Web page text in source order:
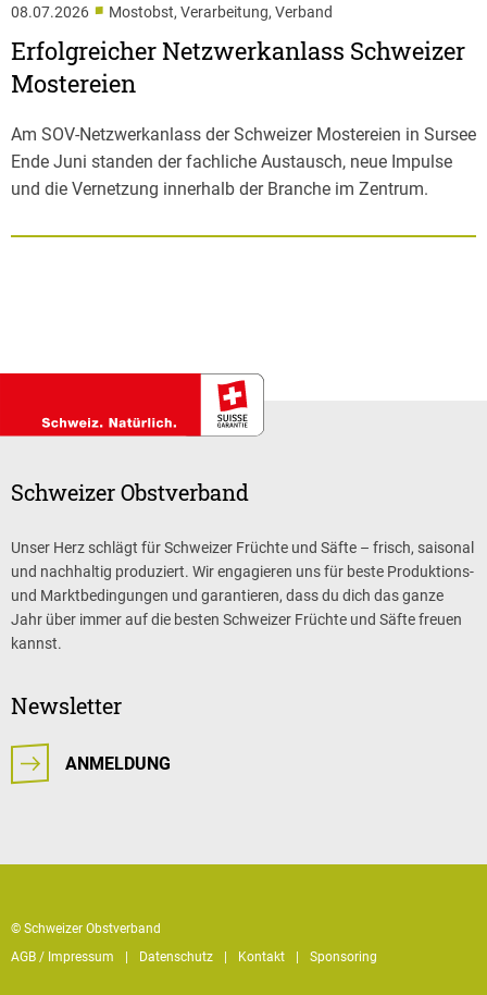
08.07.2026 ■ Mostobst, Verarbeitung, Verband
Erfolgreicher Netzwerkanlass Schweizer
Mostereien
Am SOV-Netzwerkanlass der Schweizer Mostereien in Sursee
Ende Juni standen der fachliche Austausch, neue Impulse
und die Vernetzung innerhalb der Branche im Zentrum.
Schweizer Obstverband
Unser Herz schlägt für Schweizer Früchte und Säfte – frisch, saisonal
und nachhaltig produziert. Wir engagieren uns für beste Produktions-
und Marktbedingungen und garantieren, dass du dich das ganze
Jahr über immer auf die besten Schweizer Früchte und Säfte freuen
kannst.
Newsletter
ANMELDUNG
© Schweizer Obstverband
AGB / Impressum
Datenschutz Kontakt Sponsoring